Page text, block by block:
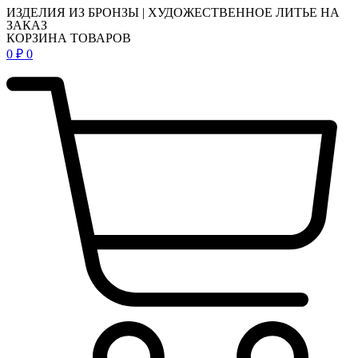
ИЗДЕЛИЯ ИЗ БРОНЗЫ | ХУДОЖЕСТВЕННОЕ ЛИТЬЕ НА
ЗАКАЗ
КОРЗИНА ТОВАРОВ
0 ₽ 0